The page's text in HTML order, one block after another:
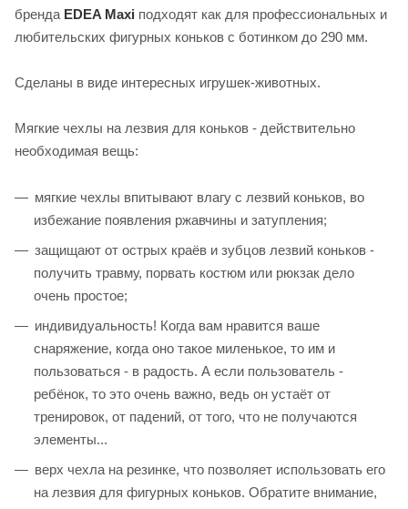
бренда EDEA Maxi подходят как для профессиональных и
любительских фигурных коньков с ботинком до 290 мм.
Сделаны в виде интересных игрушек-животных.
Мягкие чехлы на лезвия для коньков - действительно
необходимая вещь:
мягкие чехлы впитывают влагу с лезвий коньков, во
избежание появления ржавчины и затупления;
защищают от острых краёв и зубцов лезвий коньков -
получить травму, порвать костюм или рюкзак дело
очень простое;
индивидуальность! Когда вам нравится ваше
снаряжение, когда оно такое миленькое, то им и
пользоваться - в радость. А если пользователь -
ребёнок, то это очень важно, ведь он устаёт от
тренировок, от падений, от того, что не получаются
элементы...
верх чехла на резинке, что позволяет использовать его
на лезвия для фигурных коньков. Обратите внимание,